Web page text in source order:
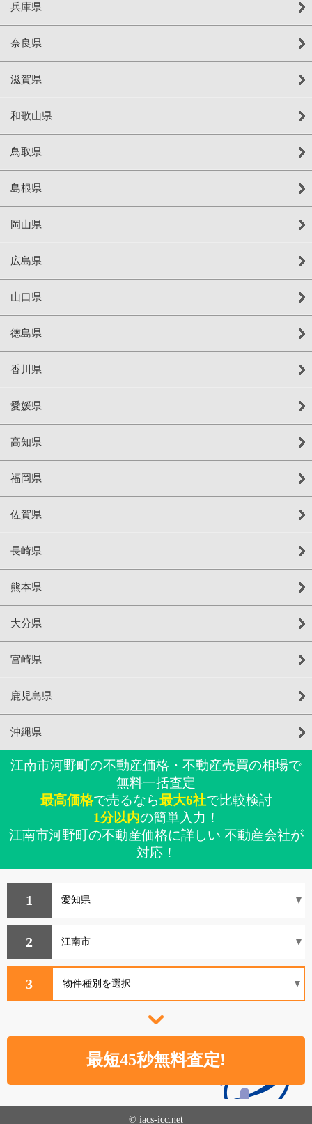
兵庫県
奈良県
滋賀県
和歌山県
鳥取県
島根県
岡山県
広島県
山口県
徳島県
香川県
愛媛県
高知県
福岡県
佐賀県
長崎県
熊本県
大分県
宮崎県
鹿児島県
沖縄県
江南市河野町の不動産価格・不動産売買の相場で
無料一括査定
最高価格で売るなら最大6社で比較検討
1分以内の簡単入力！
江南市河野町の不動産価格に詳しい 不動産会社が
対応！
1
2
3
© iacs-icc.net